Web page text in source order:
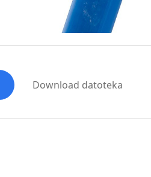
Download datoteka